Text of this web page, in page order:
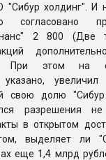
холдинг". И
согласовано
2 800 (Две
При этом на
свою долю
разрешения
в открытом
выделяет ли
еще 1,4 млрд